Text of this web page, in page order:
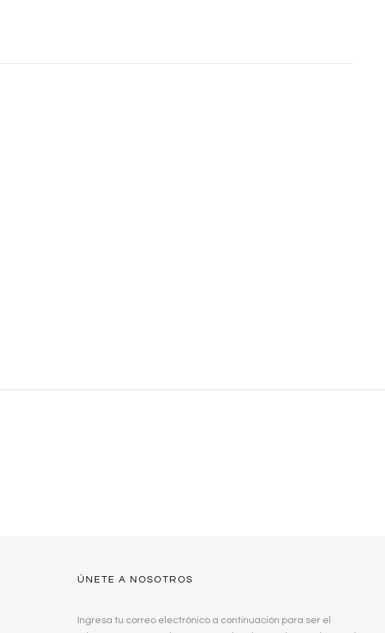
ÚNETE A NOSOTROS
Ingresa tu correo electrónico a continuación para ser el